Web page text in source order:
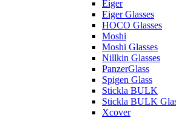
Eiger
Eiger Glasses
HOCO Glasses
Moshi
Moshi Glasses
Nillkin Glasses
PanzerGlass
Spigen Glass
Stickla BULK
Stickla BULK
Xcover